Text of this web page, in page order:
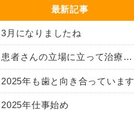
最新記事
3月になりましたね
患者さんの立場に立って治療法を考える
2025年も歯と向き合っています
2025年仕事始め